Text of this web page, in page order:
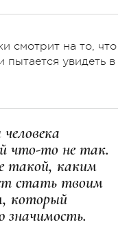
смотрит на то, что
пытается увидеть в
что-то не так.
такой, каким
стать твоим
который